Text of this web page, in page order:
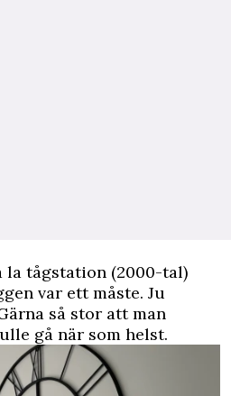
la tågstation (2000-tal)
var ett måste. Ju
så stor att man
gå när som helst.